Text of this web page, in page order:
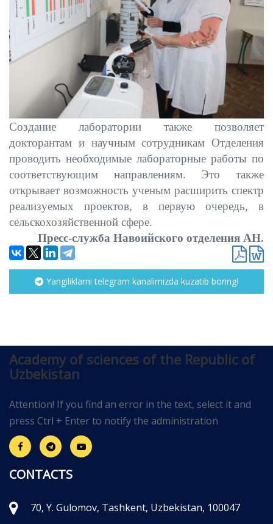
Создание лаборатории также позволяет
докторантам и научным сотрудникам Отделения
проводить необходимые лабораторные работы по
соответствующим направлениям. Это также
открывает возможность ученым расширить спектр
реализуемых проектов, в первую очередь, в
сельскохозяйственной сфере.
Пресс-служба Навоийского отделения АН.
Yangiliklarni telegram kanalimizda kuzatib boring!
Academy of sciences of the Republic of
Uzbekistan
Attention! If you find an error in the text, select it and
press Ctrl + Enter to notify the administration
CONTACTS
70, Y. Gulomov, Tashkent, Uzbekistan, 100047